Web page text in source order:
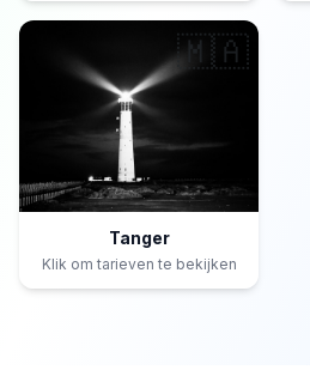
🇲🇦
Tanger
Klik om tarieven te bekijken